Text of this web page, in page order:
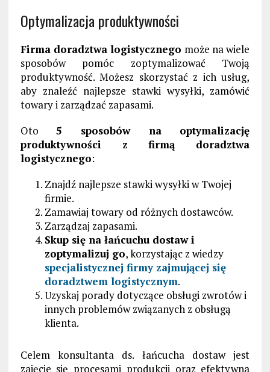
Optymalizacja produktywności
Firma doradztwa logistycznego może na wiele
sposobów pomóc zoptymalizować Twoją
produktywność. Możesz skorzystać z ich usług,
aby znaleźć najlepsze stawki wysyłki, zamówić
towary i zarządzać zapasami.
Oto5 sposobów na optymalizację
produktywności z firmą doradztwa
logistycznego:
Znajdź najlepsze stawki wysyłki w Twojej
firmie.
Zamawiaj towary od różnych dostawców.
Zarządzaj zapasami.
Skup się na łańcuchu dostaw i
zoptymalizuj go, korzystając z wiedzy
specjalistycznej firmy zajmującej się
doradztwem logistycznym.
Uzyskaj porady dotyczące obsługi zwrotów i
innych problemów związanych z obsługą
klienta.
Celem konsultanta ds. łańcucha dostaw jest
zajęcie się procesami produkcji oraz efektywna